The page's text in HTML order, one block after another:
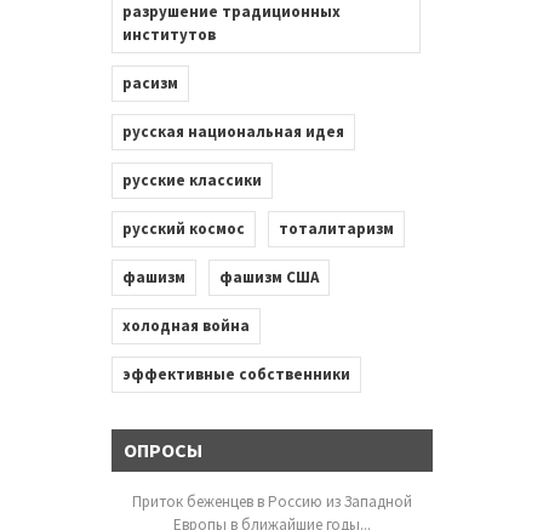
разрушение традиционных
институтов
расизм
русская национальная идея
русские классики
русский космос тоталитаризм
фашизм фашизм США
холодная война
эффективные собственники
ОПРОСЫ
Приток беженцев в Россию из Западной
Европы в ближайшие годы...